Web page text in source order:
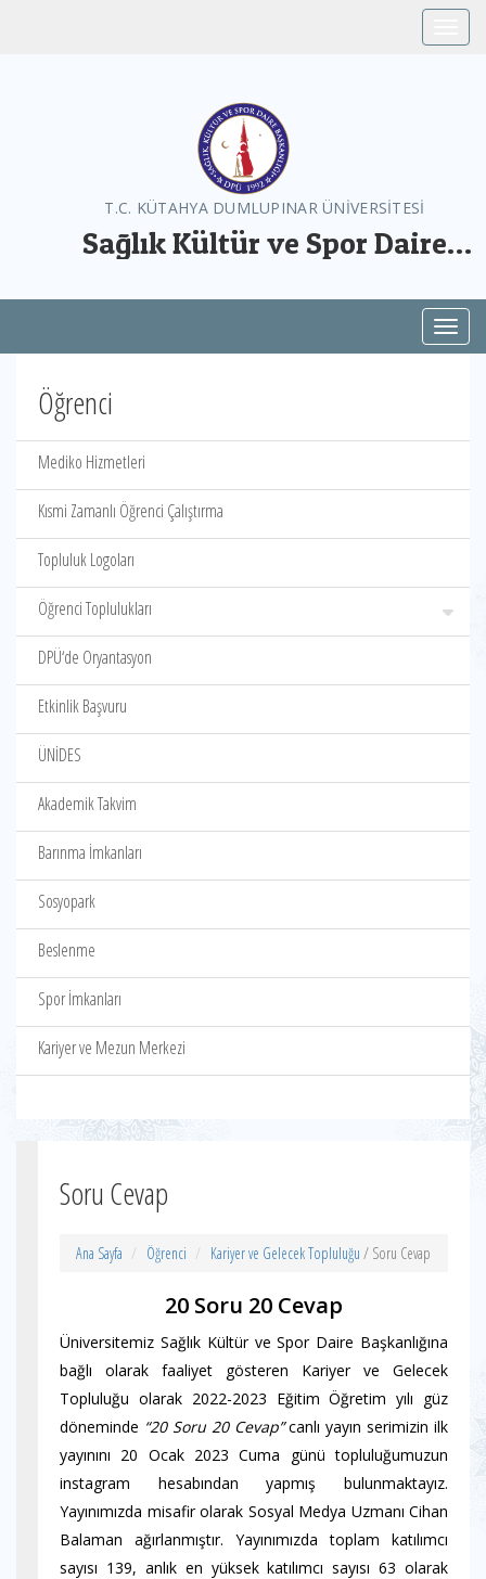
T.C. KÜTAHYA DUMLUPINAR ÜNİVERSİTESİ
Sağlık Kültür ve Spor Daire
Öğrenci
Mediko Hizmetleri
Kısmi Zamanlı Öğrenci Çalıştırma
Topluluk Logoları
Öğrenci Toplulukları
DPÜ‘de Oryantasyon
Etkinlik Başvuru
ÜNİDES
Akademik Takvim
Barınma İmkanları
Sosyopark
Beslenme
Spor İmkanları
Kariyer ve Mezun Merkezi
Soru Cevap
Ana Sayfa Öğrenci Kariyer ve Gelecek Topluluğu / Soru Cevap
20 Soru 20 Cevap
Üniversitemiz Sağlık Kültür ve Spor Daire Başkanlığına
bağlı olarak faaliyet gösteren Kariyer ve Gelecek
Topluluğu olarak 2022-2023 Eğitim Öğretim yılı güz
döneminde “20 Soru 20 Cevap”canlı yayın serimizin ilk
yayınını 20 Ocak 2023 Cuma günü topluluğumuzun
instagram hesabından yapmış bulunmaktayız.
Yayınımızda misafir olarak Sosyal Medya Uzmanı Cihan
Balaman ağırlanmıştır. Yayınımızda toplam katılımcı
sayısı 139, anlık en yüksek katılımcı sayısı 63 olarak